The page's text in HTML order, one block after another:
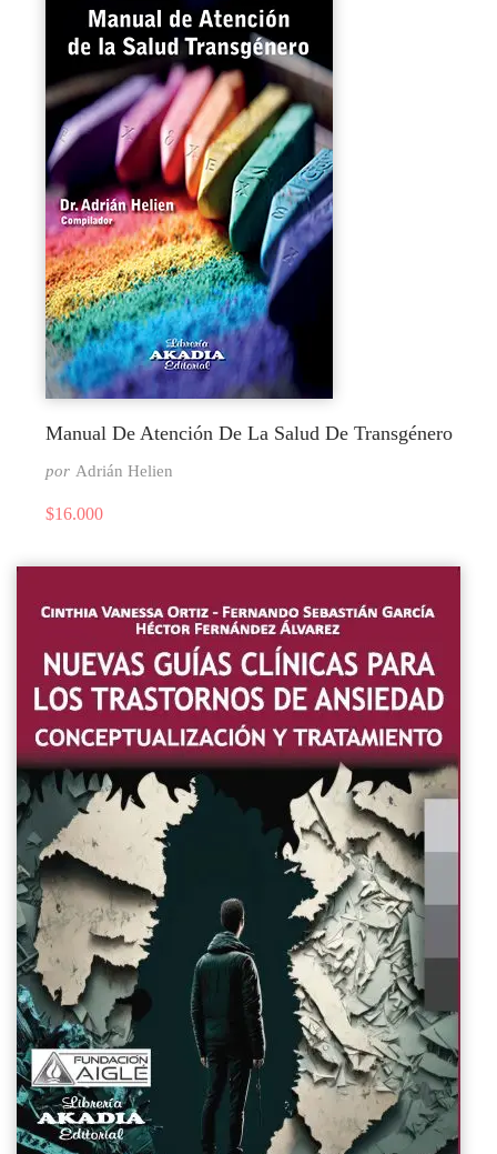
Manual De Atención De La Salud De Transgénero
por Adrián Helien
$16.000